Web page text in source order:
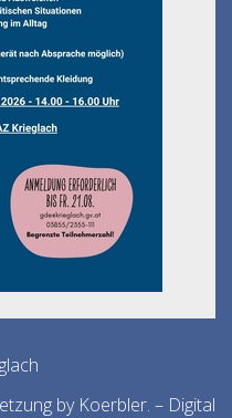
by Koerbler. – Digital